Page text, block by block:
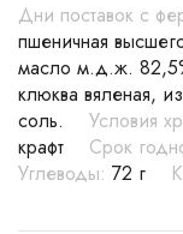
Дни поставок с
пшеничная
масло м.д.ж.
клюква вяленая,
соль.
Условия
крафт
Срок
Углеводы: 72 г